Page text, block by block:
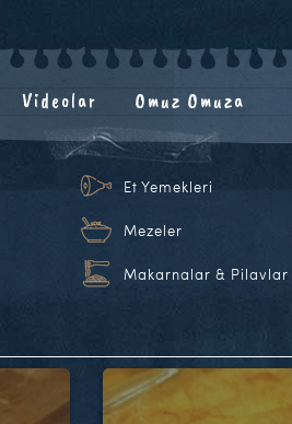
Videolar Omuz Omuza
Et Yemekleri
Mezeler
Makarnalar & Pilavlar